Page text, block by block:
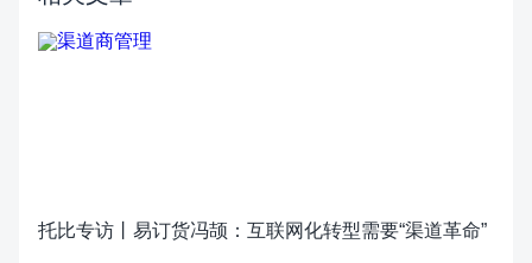
托比专访丨易订货冯颉：互联网化转型需要“渠道革命”